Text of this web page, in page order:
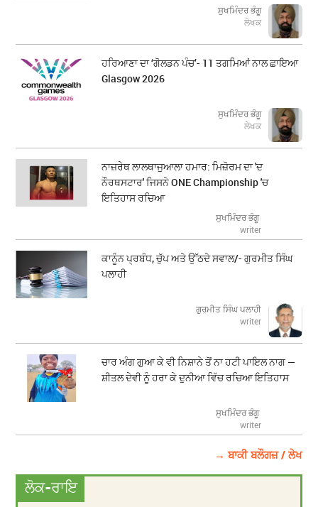
ਸੁਖਮਿੰਦਰ ਭੰਗੂ
ਲੇਖਕ
ਹਰਿਆਣਾ ਦਾ ‘ਗੋਲਡਨ ਪੰਚ’- 11 ਤਗਮਿਆਂ ਨਾਲ ਛਾਇਆ
Glasgow 2026
ਸੁਖਮਿੰਦਰ ਭੰਗੂ
ਲੇਖਕ
ਨਾਜ਼ਰੇਥ ਲਾਲਥਾਜੁਆਲਾ ਹਮਾਰ: ਮਿਜ਼ੋਰਮ ਦਾ 'ਦ
ਨੌਰਥਸਟਾਰ' ਜਿਸਨੇ ONE Championship 'ਚ
ਇਤਿਹਾਸ ਰਚਿਆ
ਸੁਖਮਿੰਦਰ ਭੰਗੂ
writer
ਕਾਨੂੰਨ ਪ੍ਰਬੰਧ, ਚੁੱਪ ਅਤੇ ਉੱਠਦੇ ਸਵਾਲ/- ਗੁਰਮੀਤ ਸਿੰਘ
ਪਲਾਹੀ
ਗੁਰਮੀਤ ਸਿੰਘ ਪਲਾਹੀ
writer
ਚਾਰ ਅੰਗ ਗੁਆ ਕੇ ਵੀ ਨਿਸ਼ਾਨੇ ਤੋਂ ਨਾ ਹਟੀ ਪਾਇਲ ਨਾਗ —
ਸ਼ੀਤਲ ਦੇਵੀ ਨੂੰ ਹਰਾ ਕੇ ਦੁਨੀਆ ਵਿੱਚ ਰਚਿਆ ਇਤਿਹਾਸ
ਸੁਖਮਿੰਦਰ ਭੰਗੂ
writer
→ ਬਾਕੀ ਬਲੌਗਜ਼ / ਲੇਖ
ਲੋਕ-ਰਾਇ